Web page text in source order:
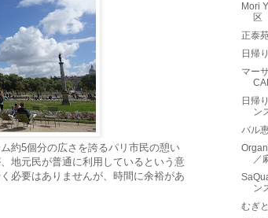
約5個分の広さを誇るパリ市民の憩い
地元民が普通に利用しているという意
必要はありませんが、時間に余裕があ
Mori
区
正泰
日帰
マー
日帰
ン
バル
／
ン
むぎ